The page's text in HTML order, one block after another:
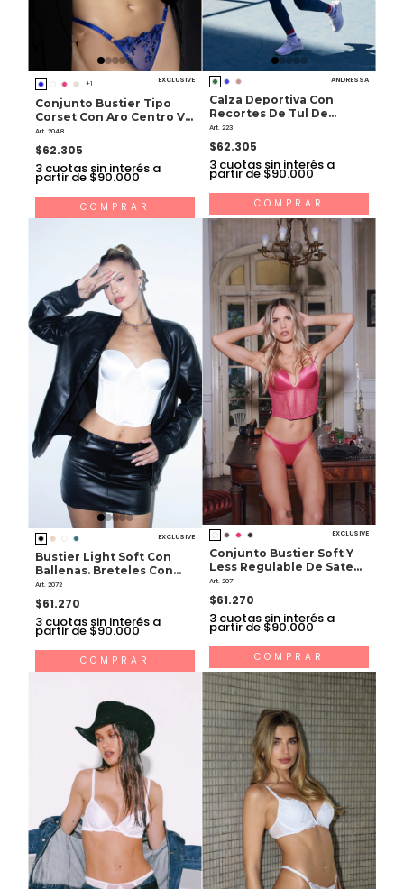
+1 EXCLUSIVE
Conjunto Bustier Tipo
Corset Con Aro Centro V
Con Colaless Regulable
Art. 2048
$62.305
3 cuotas sin interés a
partir de $90.000
COMPRAR
ANDRESSA
Calza Deportiva Con
Recortes De Tul De
Poliamida Y Elastano
Art. 223
$62.305
3 cuotas sin interés a
partir de $90.000
COMPRAR
EXCLUSIVE
Bustier Light Soft Con
Ballenas. Breteles Con
Less Regulable.
Art. 2072
$61.270
3 cuotas sin interés a
partir de $90.000
COMPRAR
EXCLUSIVE
Conjunto Bustier Soft Y
Less Regulable De Saten
Y Tul
Art. 2071
$61.270
3 cuotas sin interés a
partir de $90.000
COMPRAR